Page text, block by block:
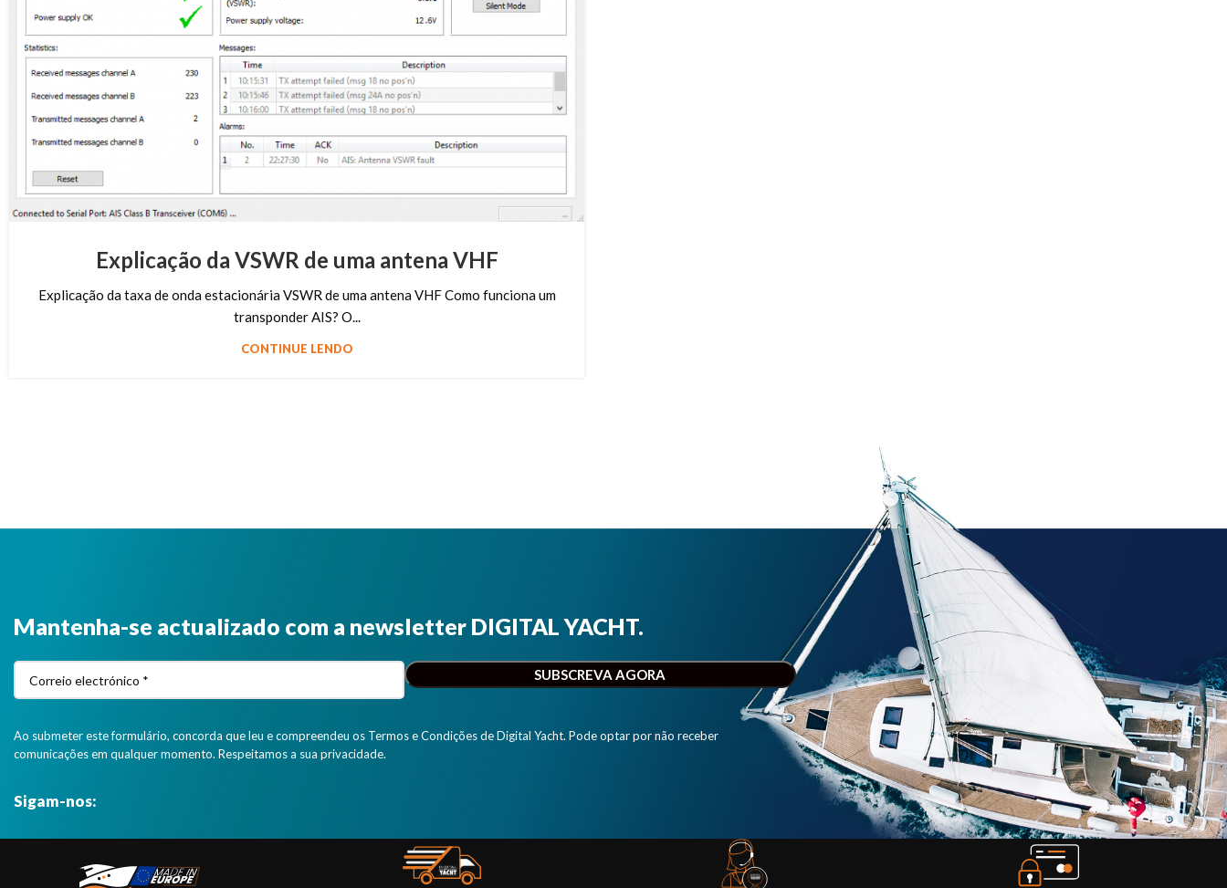
Explicação da VSWR de uma antena VHF
Explicação da taxa de onda estacionária VSWR de uma antena VHF Como funciona um
transponder AIS? O...
CONTINUE LENDO
Mantenha-se actualizado com a newsletter DIGITAL YACHT.
Ao submeter este formulário, concorda que leu e compreendeu os Termos e Condições de Digital Yacht. Pode optar por não receber
comunicações em qualquer momento. Respeitamos a sua privacidade.
Sigam-nos: